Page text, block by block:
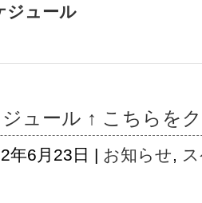
ジュール
ュール ↑ こちらを
年6月23日 | お知らせ,